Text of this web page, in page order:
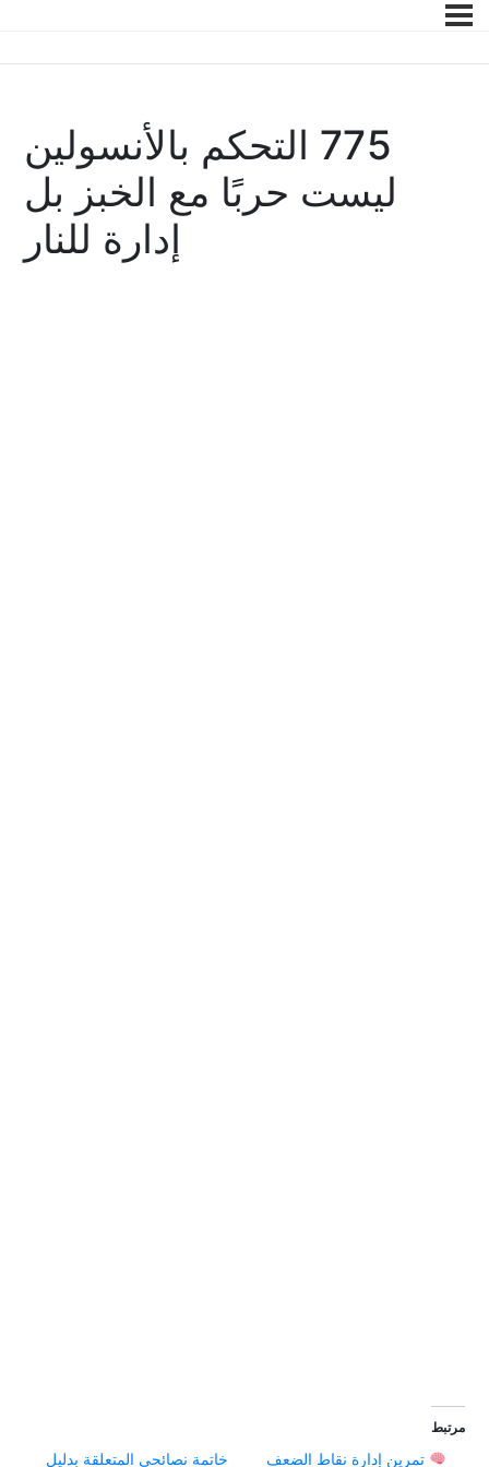
775 التحكم بالأنسولين
ليست حربًا مع الخبز بل
إدارة للنار
مرتبط
تمرين إدارة نقاط الضعف خاتمة نصائحي المتعلقة بدليل